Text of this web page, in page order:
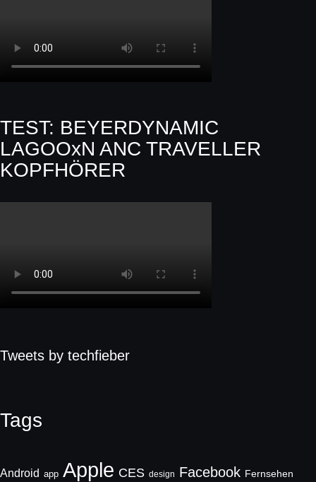
TEST: BEYERDYNAMIC
LAGOOxN ANC TRAVELLER
KOPFHÖRER
Tweets by techfieber
Tags
Android app Apple CES design Facebook Fernsehen